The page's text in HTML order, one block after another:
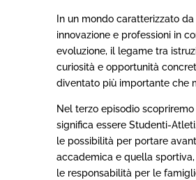
In un mondo caratterizzato
innovazione e professioni in
evoluzione, il legame tra
curiosità e opportunità
diventato più importante che
Nel terzo episodio scopriremo
significa essere Studenti-
le possibilità per portare
accademica e quella
le responsabilità per le